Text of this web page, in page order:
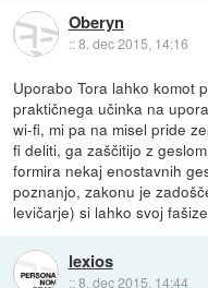
Oberyn
::8. dec 2015, 14:16
Uporabo Tora lahko komot
praktičnega učinka na
wi-fi, mi pa na misel pride
fi deliti, ga zaščitijo z
formira nekaj enostavnih
poznanjo, zakonu je
levičarje) si lahko svoj
lexios
::8. dec 2015, 14:44